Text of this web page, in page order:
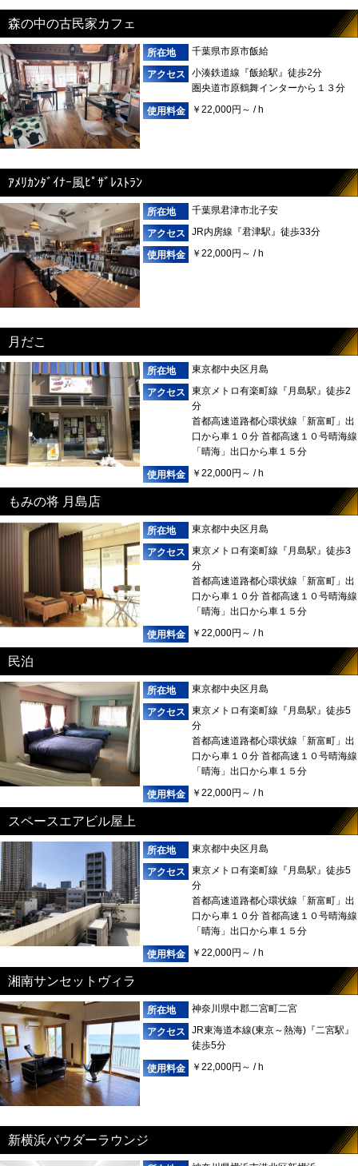
森の中の古民家カフェ
千葉県市原市飯給
小湊鉄道線『飯給駅』徒歩2分
圏央道市原鶴舞インターから１３分
￥22,000円～ / h
ｱﾒﾘｶﾝﾀﾞｲﾅｰ風ﾋﾟｻﾞﾚｽﾄﾗﾝ
千葉県君津市北子安
JR内房線『君津駅』徒歩33分
￥22,000円～ / h
月だこ
東京都中央区月島
東京メトロ有楽町線『月島駅』徒歩2
分
首都高速道路都心環状線「新富町」出
口から車１０分 首都高速１０号晴海線
「晴海」出口から車１５分
￥22,000円～ / h
もみの将 月島店
東京都中央区月島
東京メトロ有楽町線『月島駅』徒歩3
分
首都高速道路都心環状線「新富町」出
口から車１０分 首都高速１０号晴海線
「晴海」出口から車１５分
￥22,000円～ / h
民泊
東京都中央区月島
東京メトロ有楽町線『月島駅』徒歩5
分
首都高速道路都心環状線「新富町」出
口から車１０分 首都高速１０号晴海線
「晴海」出口から車１５分
￥22,000円～ / h
スペースエアビル屋上
東京都中央区月島
東京メトロ有楽町線『月島駅』徒歩5
分
首都高速道路都心環状線「新富町」出
口から車１０分 首都高速１０号晴海線
「晴海」出口から車１５分
￥22,000円～ / h
湘南サンセットヴィラ
神奈川県中郡二宮町二宮
JR東海道本線(東京～熱海)『二宮駅』
徒歩5分
￥22,000円～ / h
新横浜パウダーラウンジ